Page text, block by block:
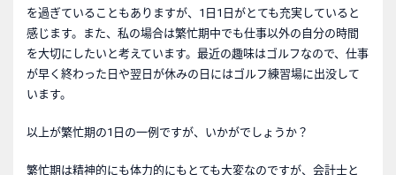
を過ぎていることもありますが、1日1日がとても充実していると
感じます。また、私の場合は繁忙期中でも仕事以外の自分の時間
を大切にしたいと考えています。最近の趣味はゴルフなので、仕事
が早く終わった日や翌日が休みの日にはゴルフ練習場に出没して
います。
以上が繁忙期の1日の一例ですが、いかがでしょうか？
繁忙期は精神的にも体力的にもとても大変なのですが、会計士と